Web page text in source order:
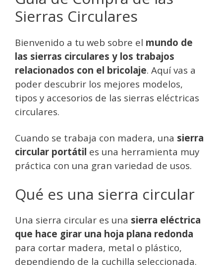
Sierras Circulares
Bienvenido a tu web sobre el mundo de
las sierras circulares y los trabajos
relacionados con el bricolaje. Aquí vas a
poder descubrir los mejores modelos,
tipos y accesorios de las sierras eléctricas
circulares.
Cuando se trabaja con madera, una sierra
circular portátil es una herramienta muy
práctica con una gran variedad de usos.
Qué es una sierra circular
Una sierra circular es una sierra eléctrica
que hace girar una hoja plana redonda
para cortar madera, metal o plástico,
dependiendo de la cuchilla seleccionada.